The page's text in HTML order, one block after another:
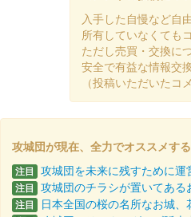
2024年12月21、22日
松江城 御城
販売終了
松江城 御城
入手した自慢など自
所有していなくても
ただし売買・交換に
安全で有益な情報交
（投稿いただいたコ
攻城団が現在、全力でオススメす
注目 攻城団を未来に残すために
注目 攻城団のチラシが置いてある
注目 日本全国の桜の名所なお城